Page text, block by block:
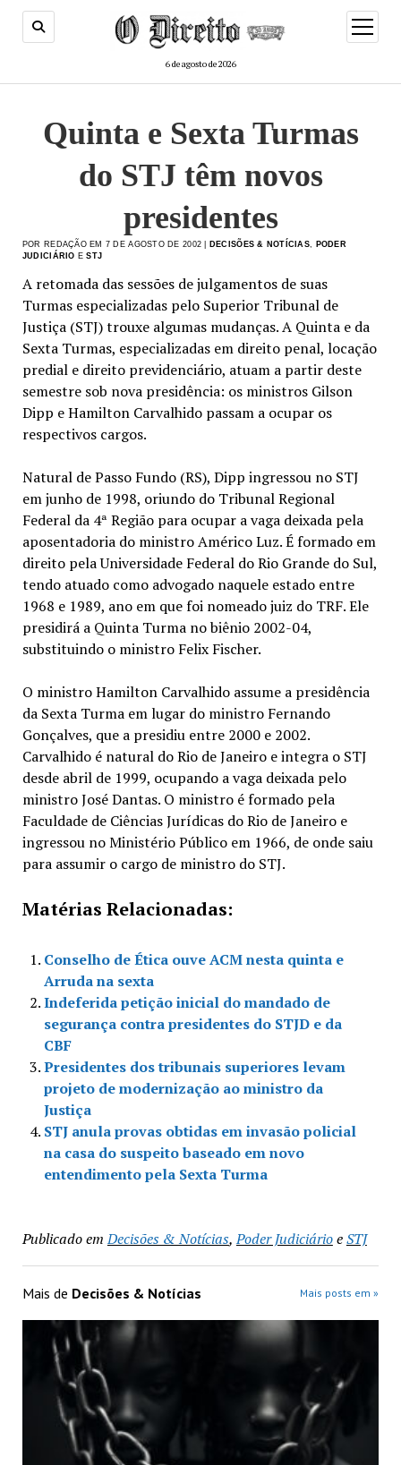
6 de agosto de 2026
menu
de
Quinta e Sexta Turmas
do STJ têm novos
presidentes
POR REDAÇÃO EM 7 DE AGOSTO DE 2002 | DECISÕES & NOTÍCIAS
PODER
JUDICIÁRIO ESTJ
A retomada das sessões de julgamentos de suas
Turmas especializadas pelo Superior Tribunal de
Justiça (STJ) trouxe algumas mudanças. A Quinta e da
Sexta Turmas, especializadas em direito penal, locação
predial e direito previdenciário, atuam a partir deste
semestre sob nova presidência: os ministros Gilson
Dipp e Hamilton Carvalhido passam a ocupar os
respectivos cargos.
Natural de Passo Fundo (RS), Dipp ingressou no STJ
em junho de 1998, oriundo do Tribunal Regional
Federal da 4ª Região para ocupar a vaga deixada pela
aposentadoria do ministro Américo Luz. É formado em
direito pela Universidade Federal do Rio Grande do Sul,
tendo atuado como advogado naquele estado entre
1968 e 1989, ano em que foi nomeado juiz do TRF. Ele
presidirá a Quinta Turma no biênio 2002-04,
substituindo o ministro Felix Fischer.
O ministro Hamilton Carvalhido assume a presidência
da Sexta Turma em lugar do ministro Fernando
Gonçalves, que a presidiu entre 2000 e 2002.
Carvalhido é natural do Rio de Janeiro e integra o STJ
desde abril de 1999, ocupando a vaga deixada pelo
ministro José Dantas. O ministro é formado pela
Faculdade de Ciências Jurídicas do Rio de Janeiro e
ingressou no Ministério Público em 1966, de onde saiu
para assumir o cargo de ministro do STJ.
Matérias Relacionadas:
Conselho de Ética ouve ACM nesta quinta e
Arruda na sexta
Indeferida petição inicial do mandado de
segurança contra presidentes do STJD e da
CBF
Presidentes dos tribunais superiores levam
projeto de modernização ao ministro da
Justiça
STJ anula provas obtidas em invasão policial
na casa do suspeito baseado em novo
entendimento pela Sexta Turma
Publicado em Decisões & Notícias,Poder JudiciárioeSTJ
Mais de Decisões & Notícias Mais posts em »